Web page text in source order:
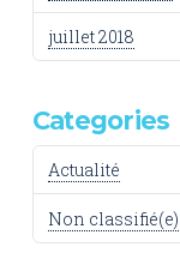
juillet 2018
Categories
Actualité
Non classifié(e)